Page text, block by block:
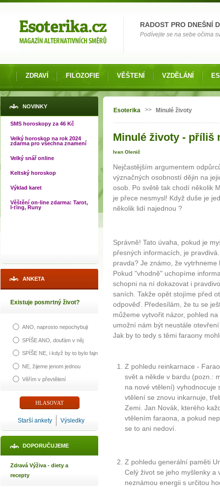
RADOST PRO DNEŠNÍ
Podívejte se na sebe očima
ZDRAVÍ FILOZOFIE VĚŠTENÍ VZDĚLÁNÍ
NOVINKY
SMS horoskopy za 46 Kč
Velký horoskop na rok 2024
zdarma pro všechna znamení
Velký snář online
Keltský horoskop
Výklad karet
Věštění on-line zdarma: Tarot,
I-ťing, Runy
ANKETA
Existuje posmrtný život?
ANO, naprosto nepochybuji
SPÍŠE ANO, doufám v něj
SPÍŠE NE, i když by to bylo fajn
NE, žijeme jenom jednou
Věřím v převtělení
Starší ankety Výsledky
DOPORUČUJEME
Zdravá Výživa - diety a
recepty
Jste zde
Esoterika >> Minulé životy
Minulé životy - příliš
Ivan Olenič
Nejčastějším argumentem
význačných osobností dějin na
osob. Po světě tak chodí několik
je přece nesmysl! Když duše je
několik lidí najednou ?
Správně! Tato úvaha, pokud je
přesných informacích, je
pravda? Je známo, že
Pokud "vhodně" uchopíme
schopni na ní dokazovat i
saních. Takže opět stojíme před
odpověď. Předesílám, že tu se
můžeme vytvořit názor, pohled
umožní nám být neustále
Jak by to tedy s těmi faraony
Z pohledu reinkarnace -
svět a někde v bardu (pozn.:
na nové vtělení) vyhodnocuje
vtělení se znovu inkarnuje,
Zemi. Jan Novák, kterého
vtělením faraona, a pokud
se to ani nedoví.
Z pohledu generální paměti
Celý život se jeho myšlenky a
neznámou energii s určitou